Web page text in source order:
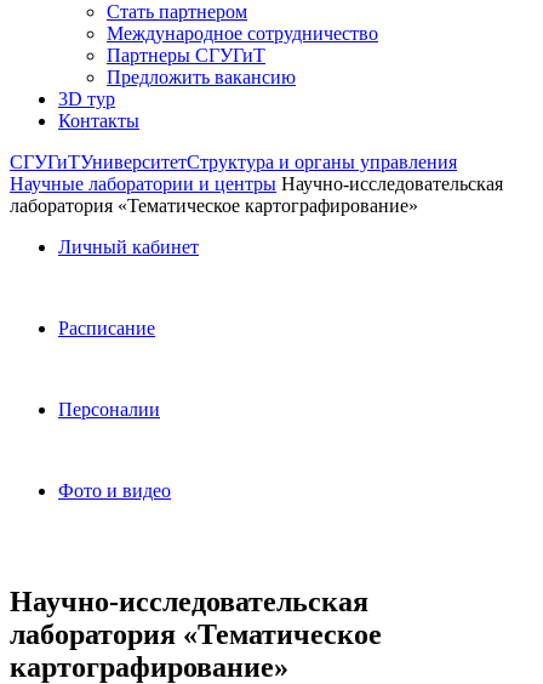
Стать партнером
Международное сотрудничество
Партнеры СГУГиТ
Предложить вакансию
3D тур
Контакты
СГУГиТУниверситетСтруктура и органы управления
Научные лаборатории и центры Научно-исследовательская
лаборатория «Тематическое картографирование»
Личный кабинет
Расписание
Персоналии
Фото и видео
Научно-исследовательская
лаборатория «Тематическое
картографирование»